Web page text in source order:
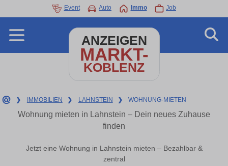
Event Auto Immo Job
ANZEIGEN
MARKT-
KOBLENZ
❯ IMMOBILIEN ❯ LAHNSTEIN ❯ WOHNUNG-MIETEN
Wohnung mieten in Lahnstein – Dein neues Zuhause
finden
Jetzt eine Wohnung in Lahnstein mieten – Bezahlbar &
zentral